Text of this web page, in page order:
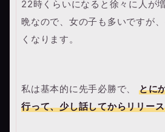
22時くらいになると徐々に人が
晩なので、女の子も多いですが
くなります。
私は基本的に先手必勝で、 とに
行って、少し話してからリリー